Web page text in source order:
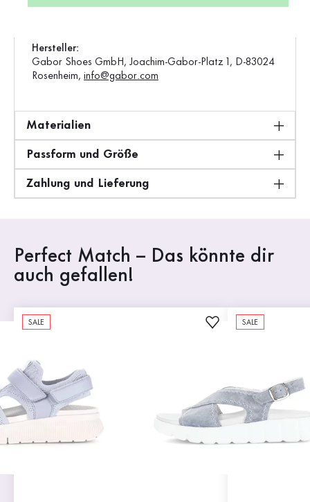
Gewicht:0,34 kg
Hersteller:
Gabor Shoes GmbH, Joachim-Gabor-Platz 1, D-83024
Rosenheim, info@gabor.com
Materialien
Passform und Größe
Zahlung und Lieferung
Perfect Match – Das könnte dir
auch gefallen!
SALE SALE